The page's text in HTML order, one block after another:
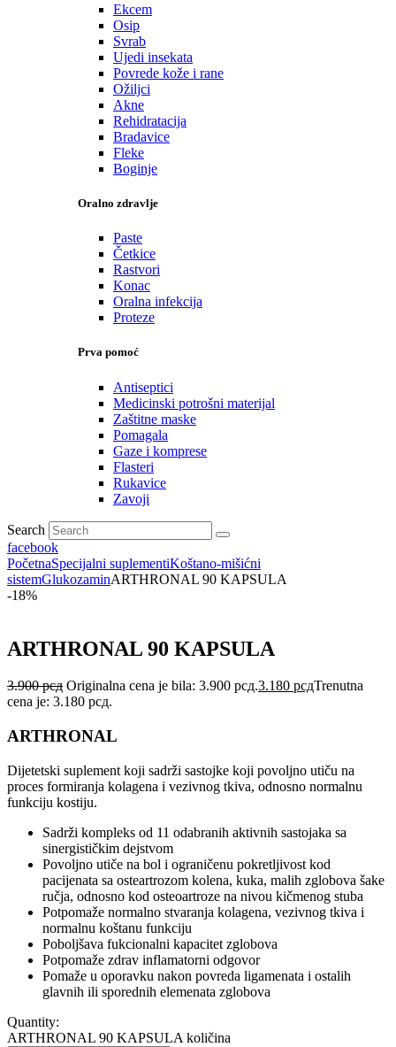
Ekcem
Osip
Svrab
Ujedi insekata
Povrede kože i rane
Ožiljci
Akne
Rehidratacija
Bradavice
Fleke
Boginje
Oralno zdravlje
Paste
Četkice
Rastvori
Konac
Oralna infekcija
Proteze
Prva pomoć
Antiseptici
Medicinski potrošni materijal
Zaštitne maske
Pomagala
Gaze i komprese
Flasteri
Rukavice
Zavoji
Search
facebook
PočetnaSpecijalni suplementiKoštano-mišićni
sistemGlukozaminARTHRONAL 90 KAPSULA
-18%
ARTHRONAL 90 KAPSULA
3.900рсд Originalna cena je bila: 3.900 рсд.3.180 рсдTrenutna
cena je: 3.180 рсд.
ARTHRONAL
Dijetetski suplement koji sadrži sastojke koji povoljno utiču na
proces formiranja kolagena i vezivnog tkiva, odnosno normalnu
funkciju kostiju.
Sadrži kompleks od 11 odabranih aktivnih sastojaka sa
sinergističkim dejstvom
Povoljno utiče na bol i ograničenu pokretljivost kod
pacijenata sa osteartrozom kolena, kuka, malih zglobova šake
ručja, odnosno kod osteoartroze na nivou kičmenog stuba
Potpomaže normalno stvaranja kolagena, vezivnog tkiva i
normalnu koštanu funkciju
Poboljšava fukcionalni kapacitet zglobova
Potpomaže zdrav inflamatorni odgovor
Pomaže u oporavku nakon povreda ligamenata i ostalih
glavnih ili sporednih elemenata zglobova
Quantity:
ARTHRONAL 90 KAPSULA količina